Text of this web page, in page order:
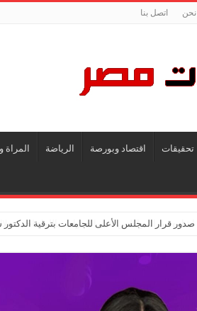
اتصل بنا
تحقيقات اقتصاد وبورصة الرياضة
صدور قرار المجلس الأعلى للجامعات بترقية